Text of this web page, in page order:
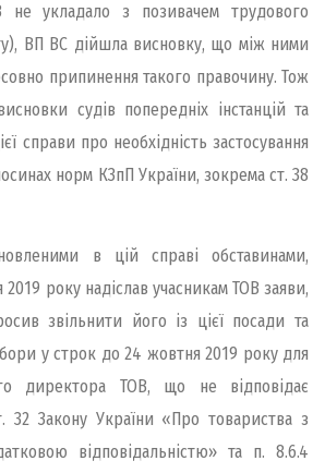
не укладало з позивачем трудового
ВП ВС дійшла висновку, що між ними
припинення такого правочину. Тож
судів попередніх інстанцій та
справи про необхідність застосування
норм КЗпП України, зокрема ст. 38
в цій справі обставинами,
року надіслав учасникам ТОВ заяви,
звільнити його із цієї посади та
у строк до 24 жовтня 2019 року для
директора ТОВ, що не відповідає
32 Закону України «Про товариства з
відповідальністю» та п. 8.6.4